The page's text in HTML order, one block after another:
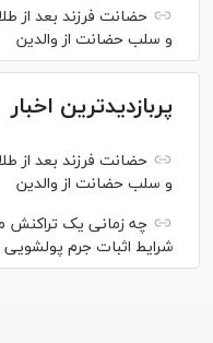
حضانت فرزند بعد از
و سلب حضانت از والدین
پربازدیدترین اخبار
حضانت فرزند بعد از
و سلب حضانت از والدین
چه زمانی یک
شرایط اثبات جرم پولشویی